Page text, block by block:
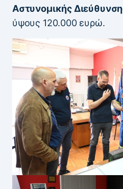
Αστυνομικής
ύψους 120.000 ευρώ.